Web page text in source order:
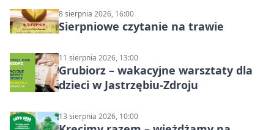
8 sierpnia 2026, 16:00
Sierpniowe czytanie na trawie
11 sierpnia 2026, 13:00
Grubiorz – wakacyjne warsztaty dla
dzieci w Jastrzębiu-Zdroju
13 sierpnia 2026, 10:00